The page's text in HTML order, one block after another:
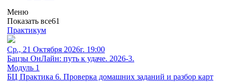
Меню
Показать все61
Практикум
Ср., 21 Октября 2026г. 19:00
Бацзы ОнЛайн: путь к удаче. 2026-3.
Модуль 1
БЦ Практика 6. Проверка домашних заданий и разбор карт